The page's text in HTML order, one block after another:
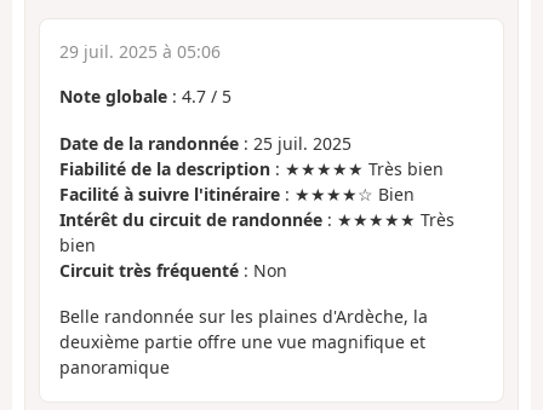
29 juil. 2025 à 05:06
Note globale : 4.7 / 5
Date de la randonnée : 25 juil. 2025
Fiabilité de la description : ★★★★★ Très bien
Facilité à suivre l'itinéraire : ★★★★☆ Bien
Intérêt du circuit de randonnée : ★★★★★ Très
bien
Circuit très fréquenté : Non
Belle randonnée sur les plaines d'Ardèche, la
deuxième partie offre une vue magnifique et
panoramique